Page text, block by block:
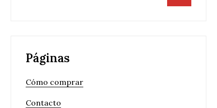
Páginas
Cómo comprar
Contacto